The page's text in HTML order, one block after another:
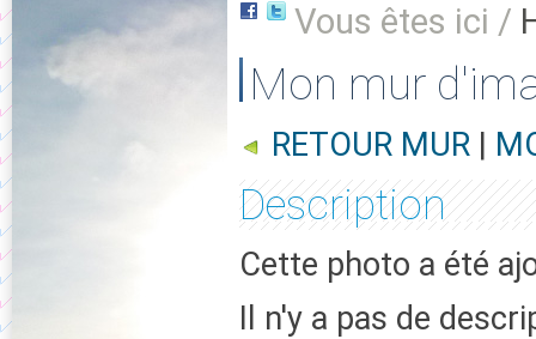
Vous êtes ici /
Mon mur
RETOUR MUR |
Description
Cette photo a été
Il n'y a pas de